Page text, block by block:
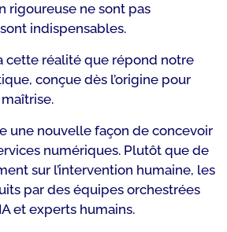
rigoureuse ne sont pas
indispensables.
cette réalité que répond notre
conçue dès l’origine pour
une nouvelle façon de concevoir
numériques. Plutôt que de
sur l’intervention humaine, les
par des équipes orchestrées
et experts humains.